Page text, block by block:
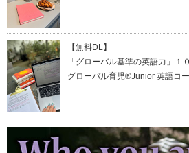
【無料DL】
「グローバル基準の英語力」１
グローバル育児®Junior 英語コ